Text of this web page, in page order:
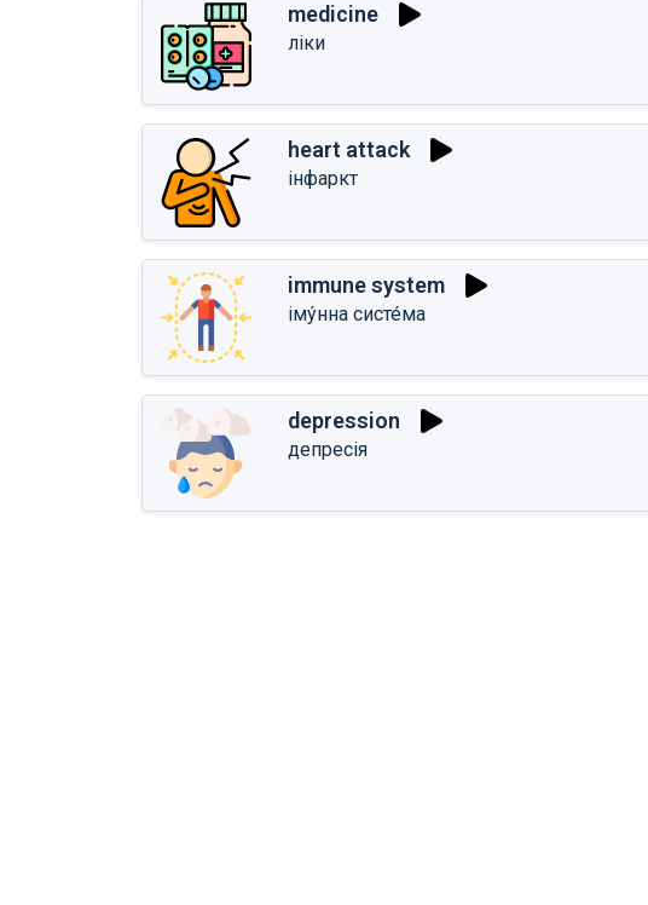
medicine
ліки
heart attack
інфаркт
immune system
іму́нна систе́ма
depression
депресія